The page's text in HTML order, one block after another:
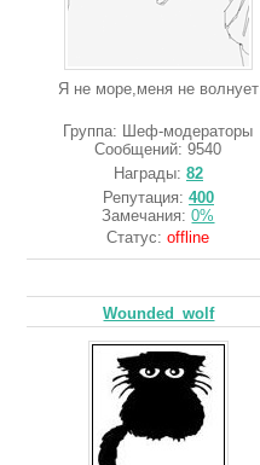
Я не море,меня не волнует
Группа: Шеф-модераторы
Сообщений:9540
Награды: 82
Репутация: 400
Замечания:0%
Статус:offline
Wounded_wolf